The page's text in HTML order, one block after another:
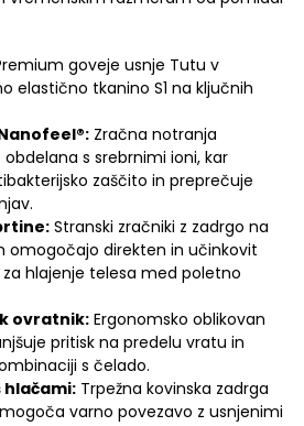
goveje usnje Tutu v
elastično tkanino S1 na ključnih
Zračna notranja
s srebrnimi ioni, kar
zaščito in preprečuje
Stranski zračniki z zadrgo na
omogočajo direkten in učinkovit
hlajenje telesa med poletno
ovratnik:Ergonomsko oblikovan
pritisk na predelu vratu in
s čelado.
hlačami: Trpežna kovinska zadrga
varno povezavo z usnjenimi